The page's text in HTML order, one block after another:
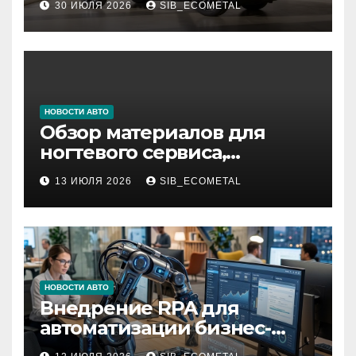
30 ИЮЛЯ 2026 SIB_ECOMETAL
НОВОСТИ АВТО
Обзор материалов для
ногтевого сервиса,
наращивания ресниц и
депиляции
13 ИЮЛЯ 2026 SIB_ECOMETAL
НОВОСТИ АВТО
Внедрение RPA для
автоматизации бизнес-
процессов